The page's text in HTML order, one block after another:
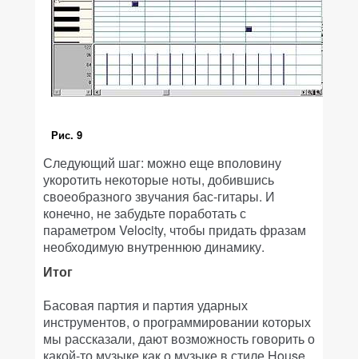
Рис. 9
Следующий шаг: можно еще вполовину
укоротить некоторые ноты, добившись
своеобразного звучания бас-гитары. И
конечно, не забудьте поработать с
параметром Velocity, чтобы придать фразам
необходимую внутреннюю динамику.
Итог
Басовая партия и партия ударных
инструментов, о программировании которых
мы рассказали, дают возможность говорить о